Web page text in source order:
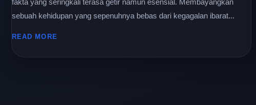
fakta yang seringkali terasa getir namun esensial. Membayangkan
sebuah kehidupan yang sepenuhnya bebas dari kegagalan ibarat...
READ MORE